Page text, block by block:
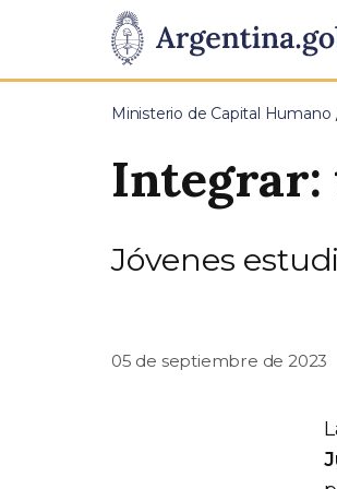
Presidencia
de
Pasar al contenido principal
Ministerio de Capital Humano
Integrar:
Jóvenes
05 de septiembre de 2023